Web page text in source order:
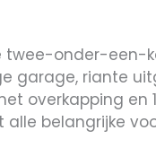
twee-onder-een-
garage, riante
overkapping en
alle belangrijke